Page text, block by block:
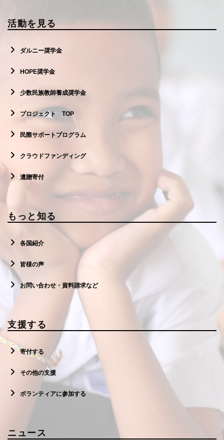
活動を見る
ダルニー奨学金
HOPE奨学金
少数民族教師養成奨学金
プロジェクト TOP
民際サポートプログラム
クラウドファンディング
遺贈寄付
もっと知る
各国紹介
皆様の声
お問い合わせ・資料請求など
支援する
寄付する
その他の支援
ボランティアに参加する
ニュース